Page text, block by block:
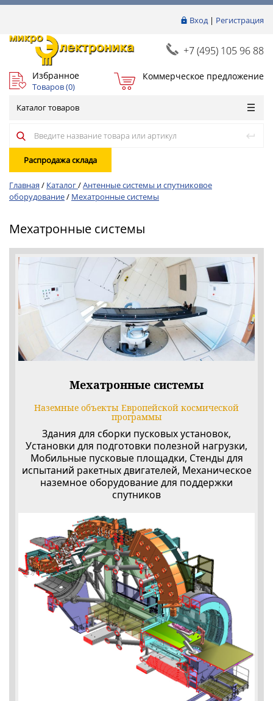
Вход| Регистрация
+7 (495) 105 96 88
Избранное
Товаров (0)
Коммерческое предложение
Каталог товаров
Распродажа склада
Главная / Каталог/Антенные системы и спутниковое
оборудование/ Мехатронные системы
Мехатронные системы
Мехатронные системы
Наземные объекты Европейской космической
программы
Здания для сборки пусковых установок,
Установки для подготовки полезной нагрузки,
Мобильные пусковые площадки, Стенды для
испытаний ракетных двигателей, Механическое
наземное оборудование для поддержки
спутников